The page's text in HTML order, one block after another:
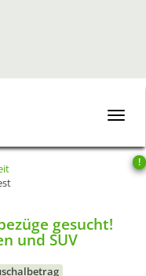
Toggle
!
gesucht!
und SUV